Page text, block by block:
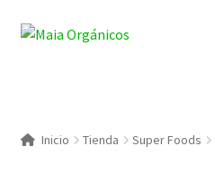
Saltar
Ir
Inicio Tienda Super Foods